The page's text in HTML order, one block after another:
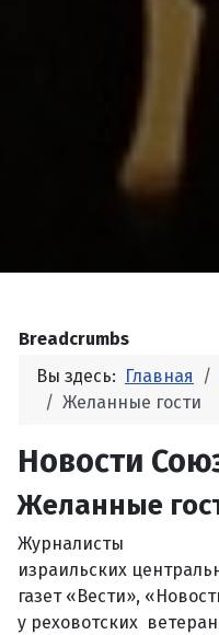
Breadcrumbs
Вы здесь: Главная
Желанные гости
Новости
Желанные
Журналисты
израильских
газет «Вести»,
у реховотских